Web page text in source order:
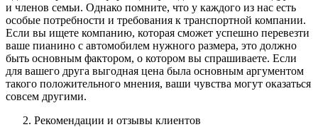
и членов семьи. Однако помните, что у каждого из нас есть
особые потребности и требования к транспортной компании.
Если вы ищете компанию, которая сможет успешно перевезти
ваше пианино с автомобилем нужного размера, это должно
быть основным фактором, о котором вы спрашиваете. Если
для вашего друга выгодная цена была основным аргументом
такого положительного мнения, ваши чувства могут оказаться
совсем другими.
Рекомендации и отзывы клиентов